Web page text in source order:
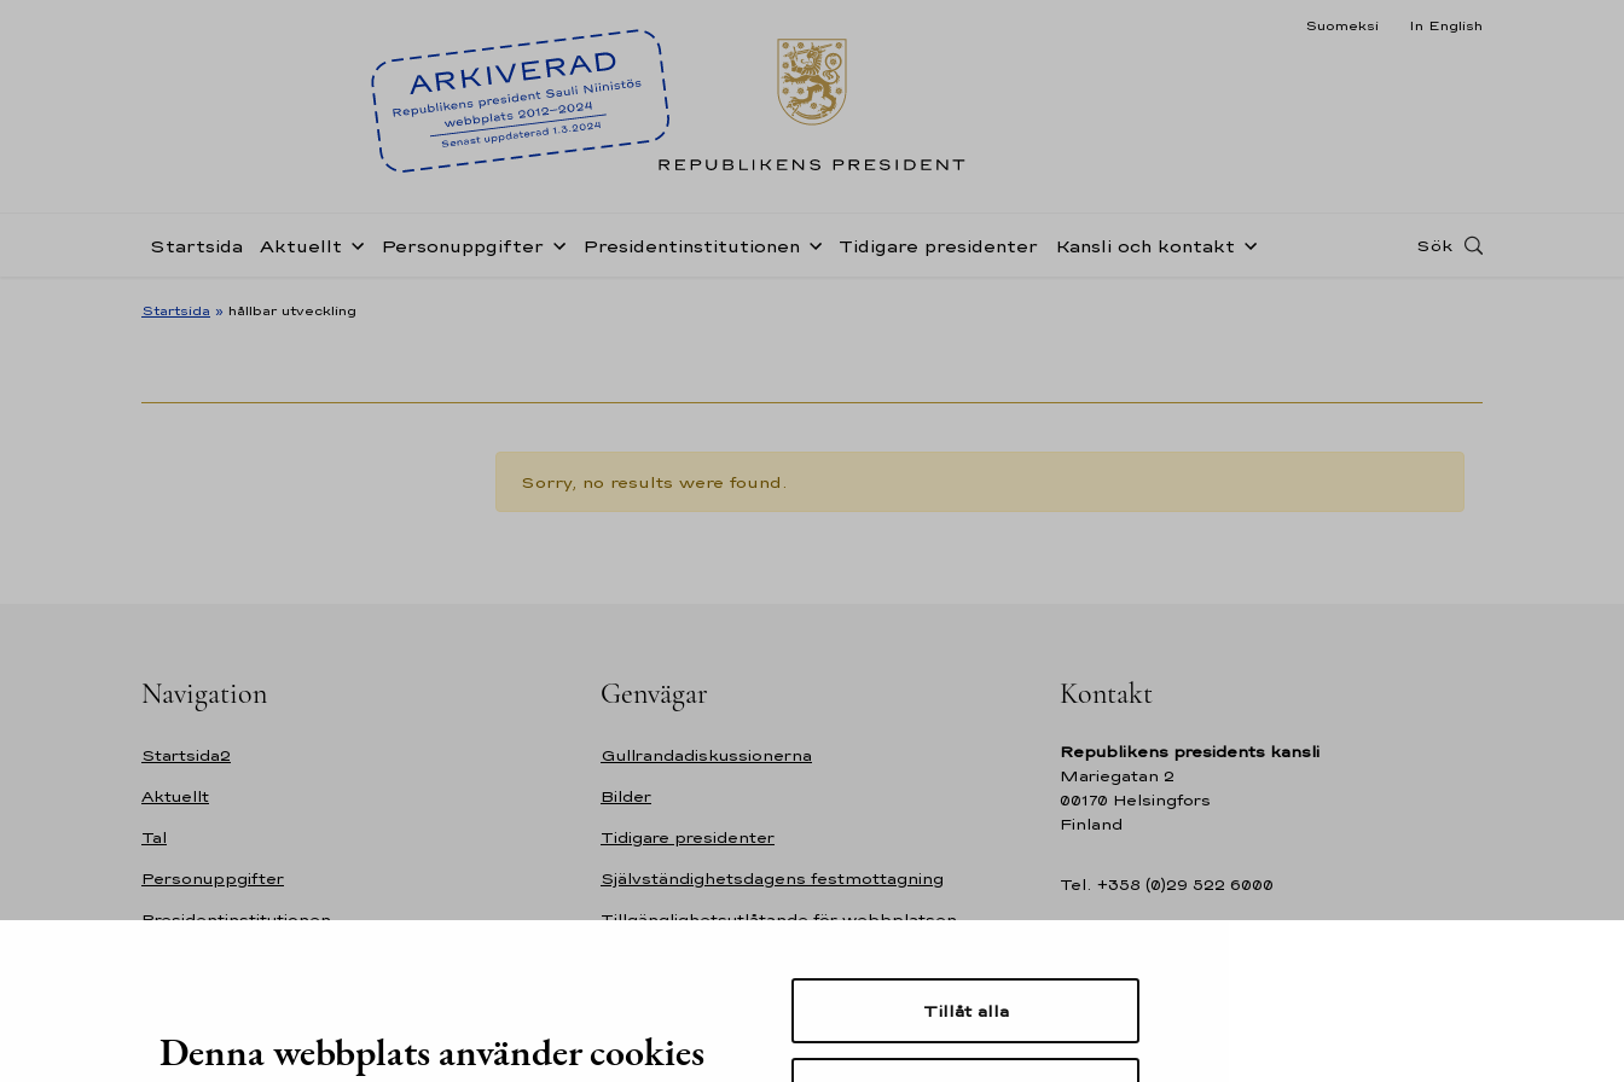
Denna webbplats använder cookies
Tillåt alla
Suomeksi In English
Startsida Aktuellt Personuppgifter Presidentinstitutionen Tidigare presidenter Kansli och kontakt Sök
Startsida » hållbar utveckling
Sorry, no results were found.
Navigation
Startsida2
Aktuellt
Tal
Personuppgifter
Presidentinstitutionen
Genvägar
Gullrandadiskussionerna
Bilder
Tidigare presidenter
Självständighetsdagens festmottagning
Tillgänglighetsutlåtande för webbplatsen
Kontakt
Republikens presidents kansli
Mariegatan 2
00170 Helsingfors
Finland
Tel. +358 (0)29 522 6000